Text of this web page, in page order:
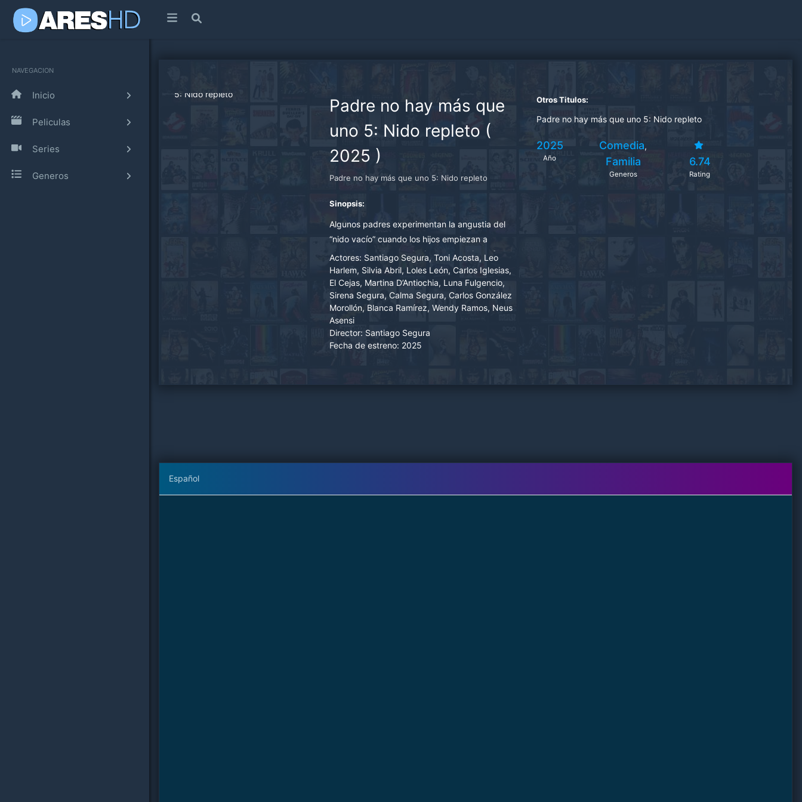
NAVEGACION
Inicio
Peliculas
Series
Generos
Padre no hay más que
uno 5: Nido repleto (
2025 )
Padre no hay más que uno 5: Nido repleto
Sinopsis:
Algunos padres experimentan la angustia del
“nido vacío” cuando los hijos empiezan a
abandonar el hogar. Javier, en cambio, sufre el
trauma del “nido repleto”: nadie se va de casa.
Actores: Santiago Segura, Toni Acosta, Leo
Harlem, Silvia Abril, Loles León, Carlos Iglesias,
El Cejas, Martina D’Antiochia, Luna Fulgencio,
Sirena Segura, Calma Segura, Carlos González
Morollón, Blanca Ramírez, Wendy Ramos, Neus
Asensi
Director: Santiago Segura
Fecha de estreno: 2025
Otros Titulos:
Padre no hay más que uno 5: Nido repleto
2025
Año
Comedia,
Familia
Generos
6.74
Rating
Español